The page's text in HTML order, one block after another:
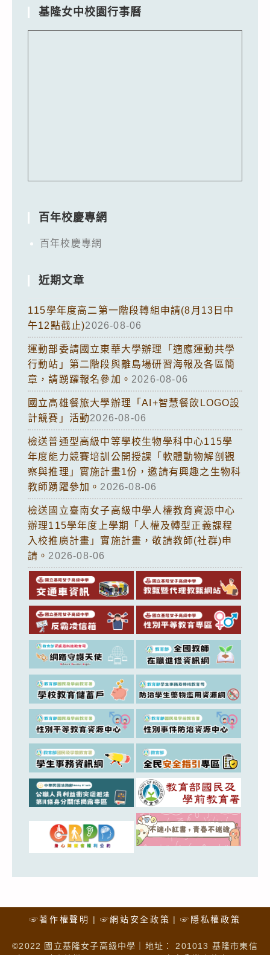
基隆女中校園行事曆
百年校慶專網
百年校慶專網
近期文章
115學年度高二第一階段轉組申請(8月13日中
午12點截止)2026-08-06
運動部委請國立東華大學辦理「適應運動共學
行動站」第二階段與離島場研習海報及各區簡
章，請踴躍報名參加。 2026-08-06
國立高雄餐旅大學辦理「AI+智慧餐飲LOGO設
計競賽」活動2026-08-06
檢送普通型高級中等學校生物學科中心115學
年度能力競賽培訓公開授課「軟體動物解剖觀
察與推理」實施計畫1份，邀請有興趣之生物科
教師踴躍參加。 2026-08-06
檢送國立臺南女子高級中學人權教育資源中心
辦理115學年度上學期「人權及轉型正義課程
入校推廣計畫」實施計畫，敬請教師(社群)申
請。 2026-08-06
☞著作權聲明 ☞網站安全政策 ☞隱私權政策
©2022 國立基隆女子高級中學｜地址： 201013 基隆市東信